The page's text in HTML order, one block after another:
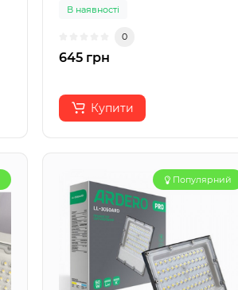
В наявності
0
645 грн
Купити
Популярний